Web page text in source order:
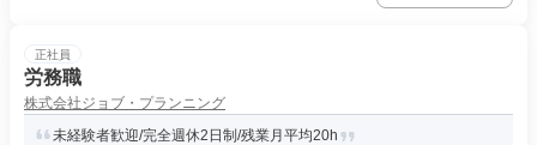
正社員
労務職
株式会社ジョブ・プランニング
未経験者歓迎/完全週休2日制/残業月平均20h